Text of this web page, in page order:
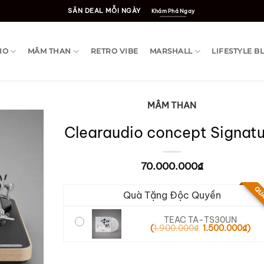
SĂN DEAL MỖI NGÀY Khám Phá Ngay
MÂM THAN RETRO VIBE MARSHALL LIFESTYLE
MÂM THAN
Clearaudio concept
70.000.000₫
Quà Tặng Độc Quyền
TEAC TA-TS30UN
(1.900.000₫ Giá
1.500.000₫Giá
)